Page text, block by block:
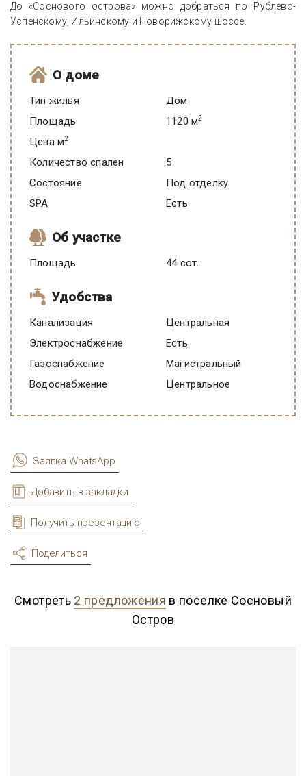
До «Соснового острова» можно добраться по Рублево-
Успенскому, Ильинскому и Новорижскому шоссе.
О доме
Тип жилья
Дом
Площадь
1120 м2
Цена м2
Количество спален
5
Состояние
под отделку
SPA
есть
Об участке
Площадь 44 сот.
Удобства
Канализация
Центральная
Электроснабжение
есть
Газоснабжение
Магистральный
Водоснабжение
Центральное
Заявка WhatsApp
Добавить в закладки
Получить презентацию
Поделиться
Смотреть 2 предложения в поселке Сосновый
Остров